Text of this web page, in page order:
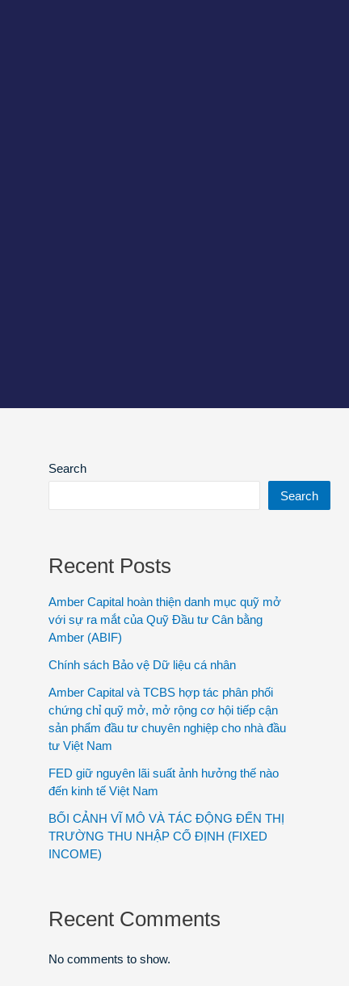
Search
Search
Recent Posts
Amber Capital hoàn thiện danh mục quỹ mở
với sự ra mắt của Quỹ Đầu tư Cân bằng
Amber (ABIF)
Chính sách Bảo vệ Dữ liệu cá nhân
Amber Capital và TCBS hợp tác phân phối
chứng chỉ quỹ mở, mở rộng cơ hội tiếp cận
sản phẩm đầu tư chuyên nghiệp cho nhà đầu
tư Việt Nam
FED giữ nguyên lãi suất ảnh hưởng thế nào
đến kinh tế Việt Nam
BỐI CẢNH VĨ MÔ VÀ TÁC ĐỘNG ĐẾN THỊ
TRƯỜNG THU NHẬP CỐ ĐỊNH (FIXED
INCOME)
Recent Comments
No comments to show.